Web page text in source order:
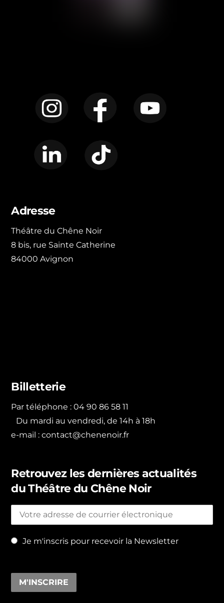
Adresse
Théâtre du Chêne Noir
8 bis, rue Sainte Catherine
84000 Avignon
Billetterie
Par téléphone : 04 90 86 58 11
Du mardi au vendredi, de 14h à 18h
e-mail :contact@chenenoir.fr
Retrouvez les dernières actualités
du Théâtre du Chêne Noir
Je m'inscris pour recevoir la Newsletter